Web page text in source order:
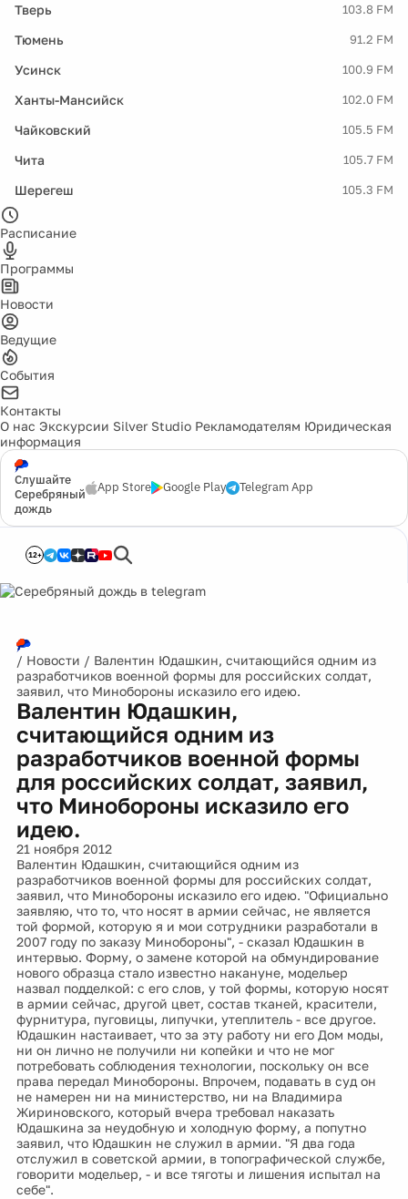
Тверь 103.8 FM
Тюмень 91.2 FM
Усинск 100.9 FM
Ханты-Мансийск 102.0 FM
Чайковский 105.5 FM
Чита 105.7 FM
Шерегеш 105.3 FM
Расписание
Программы
Новости
Ведущие
События
Контакты
О нас Экскурсии Silver Studio Рекламодателям Юридическая
информация
Слушайте
Серебряный
дождь
App Store Google Play Telegram App
12+
/ Новости / Валентин Юдашкин, считающийся одним из
разработчиков военной формы для российских солдат,
заявил, что Минобороны исказило его идею.
Валентин Юдашкин,
считающийся одним из
разработчиков военной формы
для российских солдат, заявил,
что Минобороны исказило его
идею.
21 ноября 2012
Валентин Юдашкин, считающийся одним из
разработчиков военной формы для российских солдат,
заявил, что Минобороны исказило его идею. "Официально
заявляю, что то, что носят в армии сейчас, не является
той формой, которую я и мои сотрудники разработали в
2007 году по заказу Минобороны", - сказал Юдашкин в
интервью. Форму, о замене которой на обмундирование
нового образца стало известно накануне, модельер
назвал подделкой: с его слов, у той формы, которую носят
в армии сейчас, другой цвет, состав тканей, красители,
фурнитура, пуговицы, липучки, утеплитель - все другое.
Юдашкин настаивает, что за эту работу ни его Дом моды,
ни он лично не получили ни копейки и что не мог
потребовать соблюдения технологии, поскольку он все
права передал Минобороны. Впрочем, подавать в суд он
не намерен ни на министерство, ни на Владимира
Жириновского, который вчера требовал наказать
Юдашкина за неудобную и холодную форму, а попутно
заявил, что Юдашкин не служил в армии. "Я два года
отслужил в советской армии, в топографической службе,
говорити модельер, - и все тяготы и лишения испытал на
себе".